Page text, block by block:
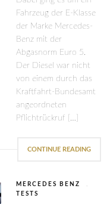
Fahrzeug der E-Klasse
der Marke Mercedes-
Benz mit der
Abgasnorm Euro 5.
Der Diesel war nicht
von einem durch das
Kraftfahrt-Bundesamt
angeordneten
Pflichtrückruf […]
CONTINUE READING
MERCEDES BENZ
,
TESTS